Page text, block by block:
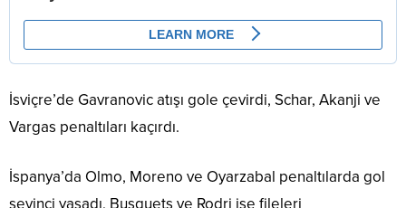
İsviçre’de Gavranovic atışı gole çevirdi, Schar, Akanji ve
Vargas penaltıları kaçırdı.
İspanya’da Olmo, Moreno ve Oyarzabal penaltılarda gol
sevinci yaşadı, Busquets ve Rodri ise fileleri